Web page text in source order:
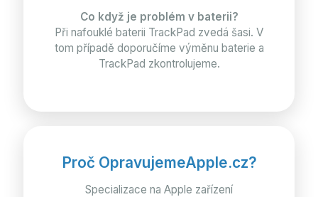
Co když je problém v baterii?
Při nafouklé baterii TrackPad zvedá šasi. V
tom případě doporučíme výměnu baterie a
TrackPad zkontrolujeme.
Proč OpravujemeApple.cz?
Specializace na Apple zařízení